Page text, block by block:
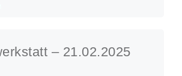
– 21.02.2025